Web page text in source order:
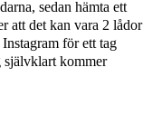
sedan hämta ett
att det kan vara 2 lådor
för ett tag
självklart kommer